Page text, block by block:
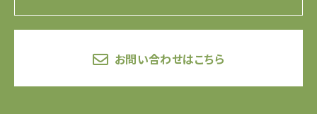
お問い合わせはこちら